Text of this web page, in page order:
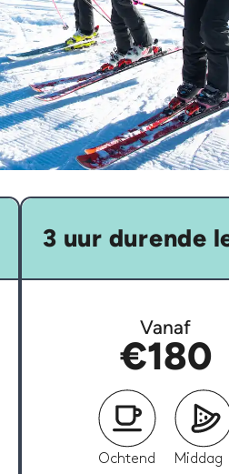
3 uur durende
Vanaf
€180
Ochtend
Middag